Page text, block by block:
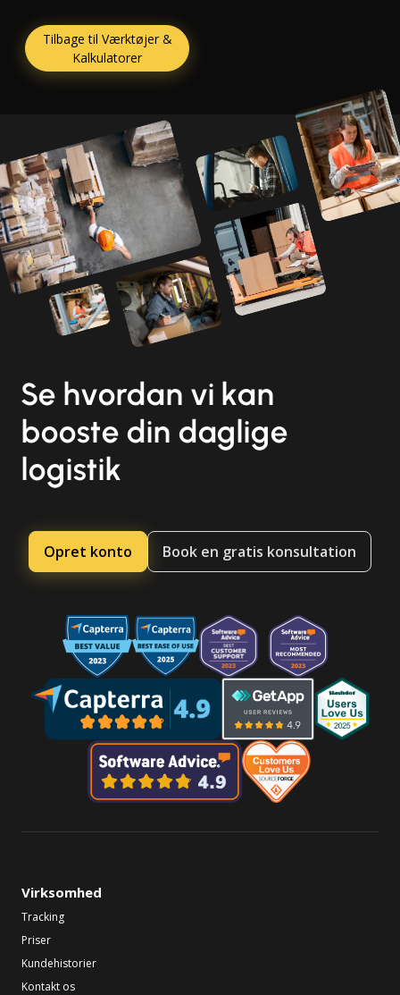
Tilbage til Værktøjer &
Kalkulatorer
Se hvordan vi kan
booste din daglige
logistik
Opret konto Book en gratis konsultation
Virksomhed
Tracking
Priser
Kundehistorier
Kontakt os